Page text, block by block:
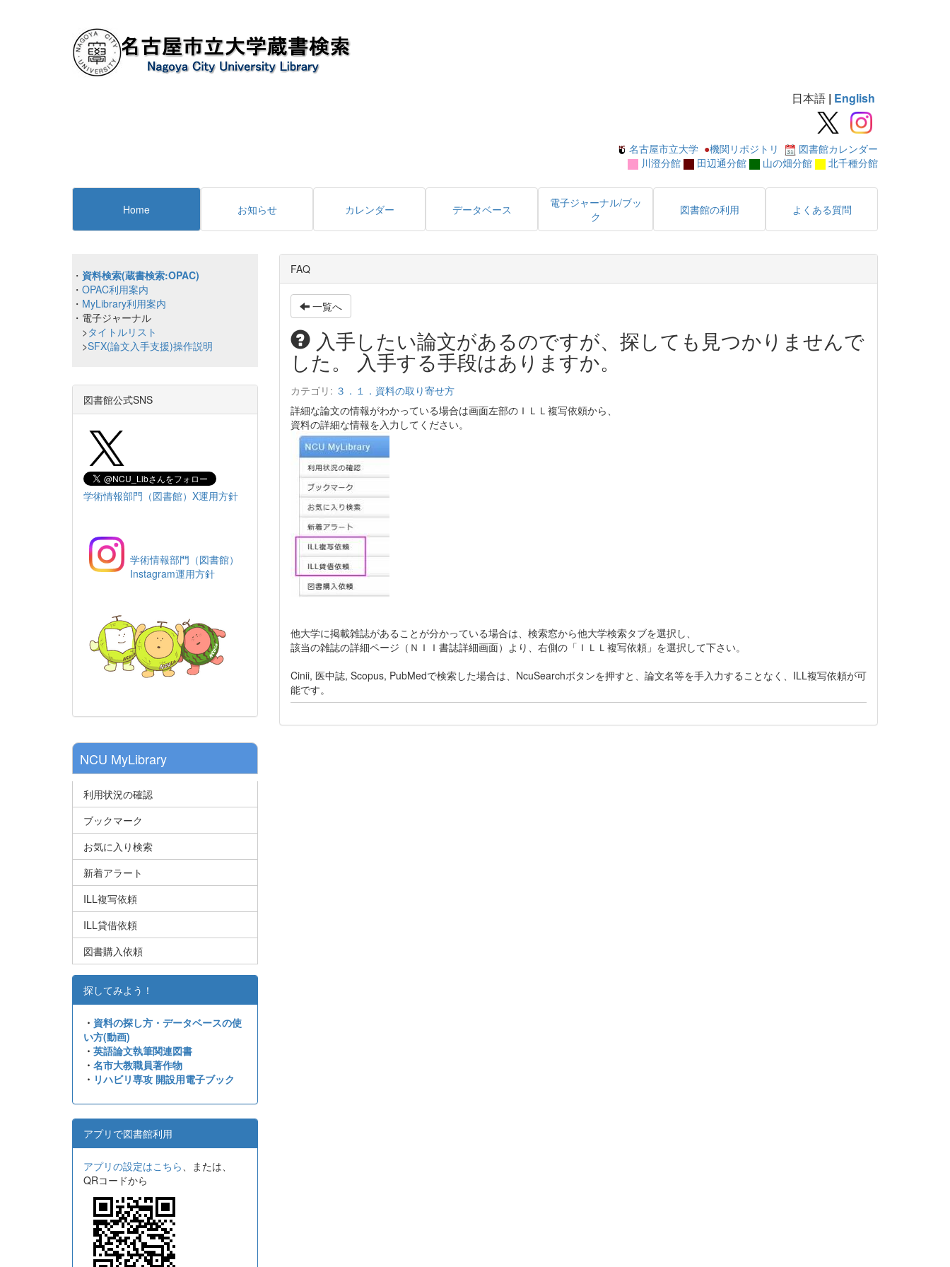
日本語 | English
名古屋市立大学 ●機関リポジトリ
図書館カレンダー
川澄分館
田辺通分館 山の畑分館 北千種分館
Home お知らせ カレンダー データベース
電子ジャーナル/ブッ
ク
図書館の利用 よくある質問
FAQ
一覧へ
入手したい論文があるのですが、探しても見つかりませんで
した。 入手する手段はありますか。
カテゴリ: ３．１．資料の取り寄せ方
詳細な論文の情報がわかっている場合は画面左部のＩＬＬ複写依頼から、
資料の詳細な情報を入力してください。
他大学に掲載雑誌があることが分かっている場合は、検索窓から他大学検索タブを選択し、
該当の雑誌の詳細ページ（ＮＩＩ書誌詳細画面）より、右側の「ＩＬＬ複写依頼」を選択して下さい。
Cinii, 医中誌, Scopus, PubMedで検索した場合は、NcuSearchボタンを押すと、論文名等を手入力することなく、ILL複写依頼が可
能です。
・ 資料検索(蔵書検索:OPAC)
・ OPAC利用案内
・ MyLibrary利用案内
・電子ジャーナル
>タイトルリスト
>SFX(論文入手支援)操作説明
図書館公式SNS
学術情報部門（図書館）X運用方針
学術情報部門（図書館）
Instagram運用方針
NCU MyLibrary
利用状況の確認
ブックマーク
お気に入り検索
新着アラート
ILL複写依頼
ILL貸借依頼
図書購入依頼
探してみよう！
・ 資料の探し方・データベースの使
い方(動画)
・ 英語論文執筆関連図書
・ 名市大教職員著作物
・ リハビリ専攻 開設用電子ブック
アプリで図書館利用
アプリの設定はこちら、または、
QRコードから